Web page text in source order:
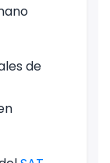
de